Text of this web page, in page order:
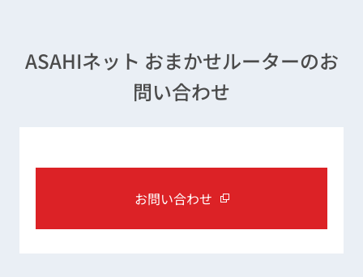
ASAHIネット おまかせルーターのお
問い合わせ
お問い合わせ